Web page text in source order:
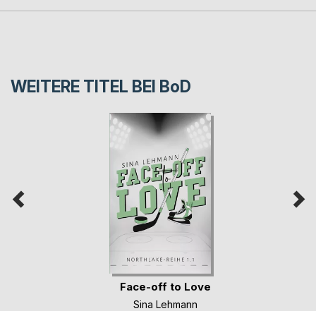
WEITERE TITEL BEI BoD
Face-off to Love
Sina Lehmann